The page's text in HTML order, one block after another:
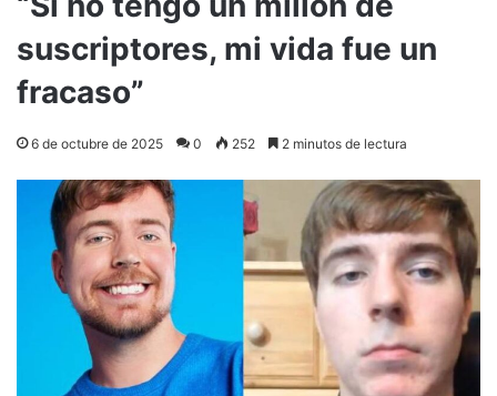
suscriptores, mi vida fue un
fracaso”
6 de octubre de 2025 0 252 2 minutos de lectura